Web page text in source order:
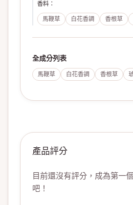
香料 ：
馬鞭草 白花香調 香根草
全成分列表
馬鞭草 白花香調 香根草
產品評分
目前還沒有評分，成為第一
吧！